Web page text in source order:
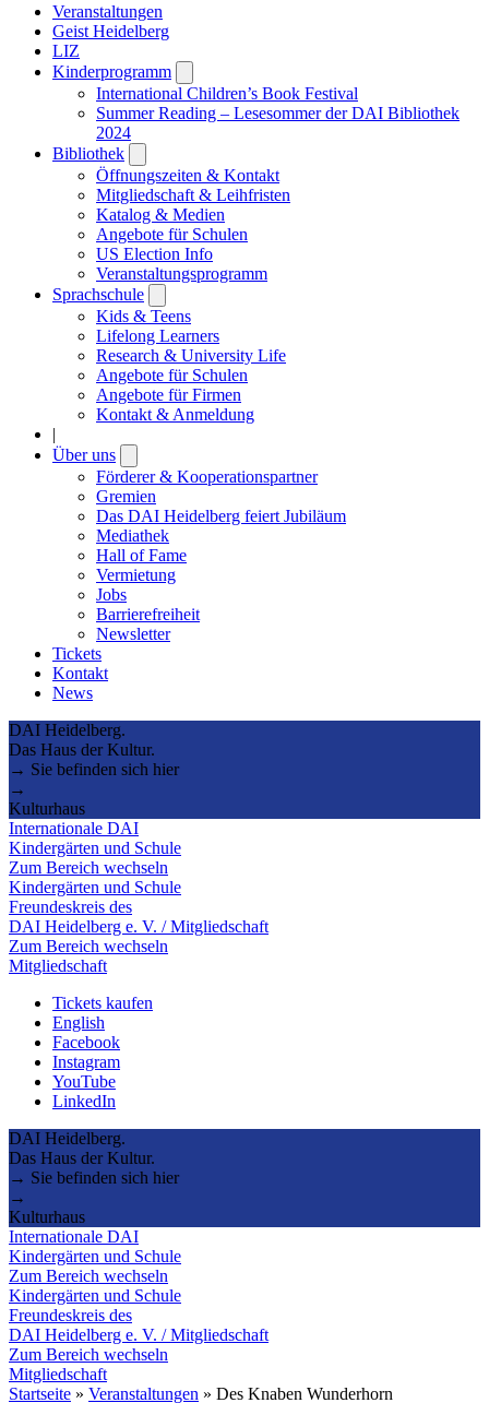
Veranstaltungen
Geist Heidelberg
LIZ
Kinderprogramm
submenu
International Children’s Book Festival
Summer Reading – Lesesommer der DAI Bibliothek
2024
Bibliothek
submenu
Öffnungszeiten & Kontakt
Mitgliedschaft & Leihfristen
Katalog & Medien
Angebote für Schulen
US Election Info
Veranstaltungsprogramm
Sprachschule
submenu
Kids & Teens
Lifelong Learners
Research & University Life
Angebote für Schulen
Angebote für Firmen
Kontakt & Anmeldung
|
Über uns
submenu
Förderer & Kooperationspartner
Gremien
Das DAI Heidelberg feiert Jubiläum
Mediathek
Hall of Fame
Vermietung
Jobs
Barrierefreiheit
Newsletter
Tickets
Kontakt
News
DAI Heidelberg.
Das Haus der Kultur.
→ Sie befinden sich hier
→
Kulturhaus
Internationale DAI
Kindergärten und Schule
Zum Bereich wechseln
Kindergärten und Schule
Freundeskreis des
DAI Heidelberg e. V. / Mitgliedschaft
Zum Bereich wechseln
Mitgliedschaft
Tickets kaufen
English
Facebook
Instagram
YouTube
LinkedIn
DAI Heidelberg.
Das Haus der Kultur.
→ Sie befinden sich hier
→
Kulturhaus
Internationale DAI
Kindergärten und Schule
Zum Bereich wechseln
Kindergärten und Schule
Freundeskreis des
DAI Heidelberg e. V. / Mitgliedschaft
Zum Bereich wechseln
Mitgliedschaft
Startseite » Veranstaltungen » Des Knaben Wunderhorn